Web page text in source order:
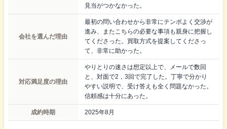
見当がつかなかった。
会社を選んだ理由
最初の問い合わせから非常にテンポよく交渉が
進み、またこちらの必要な事項も親身に把握し
てくださった。買取方式を提案してくださっ
て、非常に助かった。
対応満足度の理由
やりとりの速さは想定以上で、メールで数回
と、対面で2，3回で完了した。丁寧で分かり
やすい説明で、受け答えも全く問題なかった。
信頼感は十分にあった。
成約時期 2025年8月